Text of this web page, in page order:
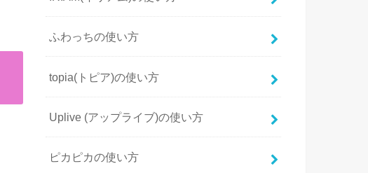
ふわっちの使い方
topia(トピア)の使い方
Uplive (アップライブ)の使い方
ピカピカの使い方